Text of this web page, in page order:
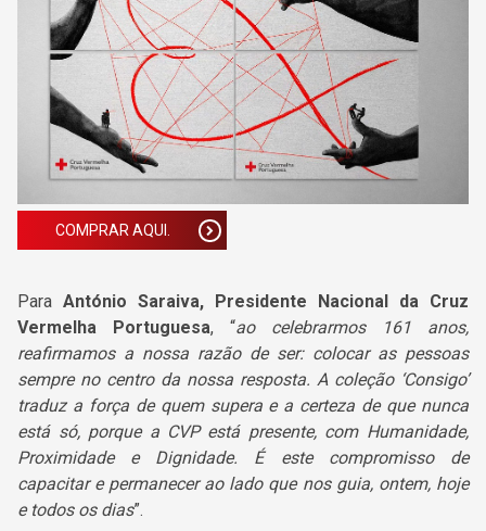
COMPRAR AQUI.
ParaAntónio Saraiva, Presidente Nacional da Cruz
Vermelha Portuguesa, “ao celebrarmos 161 anos,
reafirmamos a nossa razão de ser: colocar as pessoas
sempre no centro da nossa resposta. A coleção ‘Consigo’
traduz a força de quem supera e a certeza de que nunca
está só, porque a CVP está presente, com Humanidade,
Proximidade e Dignidade. É este compromisso de
capacitar e permanecer ao lado que nos guia, ontem, hoje
e todos os dias”.